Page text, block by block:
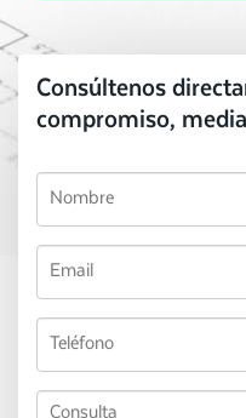
Consúltenos
compromiso,